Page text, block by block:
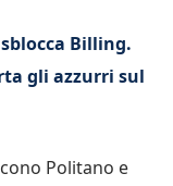
sblocca Billing.
gli azzurri sul
Politano e